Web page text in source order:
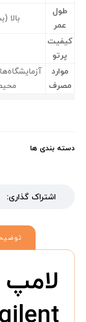
طول
عمر
بالا
کیفیت
پرتو
موارد
مصرف
دسته بندی ها
لامپ